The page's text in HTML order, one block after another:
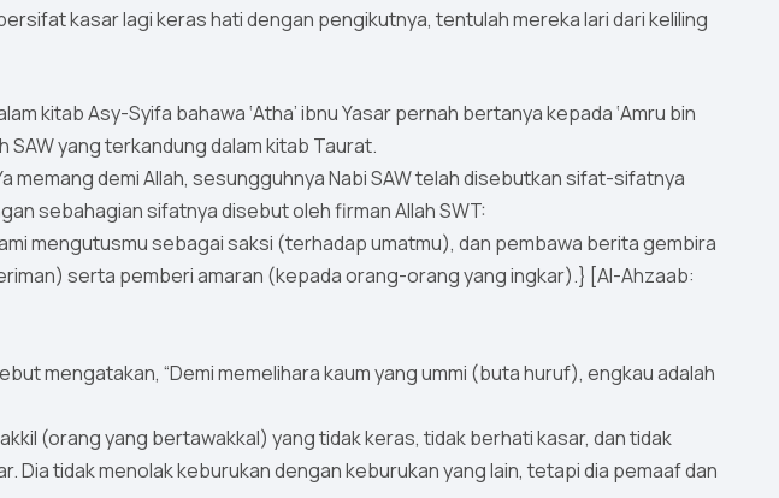
kasar lagi keras hati dengan pengikutnya, tentulah mereka lari dari keliling
kitab Asy-Syifa bahawa ‘Atha’ ibnu Yasar pernah bertanya kepada ‘Amru bin
SAW yang terkandung dalam kitab Taurat.
memang demi Allah, sesungguhnya Nabi SAW telah disebutkan sifat-sifatnya
sebahagian sifatnya disebut oleh firman Allah SWT:
mengutusmu sebagai saksi (terhadap umatmu), dan pembawa berita gembira
serta pemberi amaran (kepada orang-orang yang ingkar).} [Al-Ahzaab:
mengatakan, “Demi memelihara kaum yang ummi (buta huruf), engkau adalah
(orang yang bertawakkal) yang tidak keras, tidak berhati kasar, dan tidak
Dia tidak menolak keburukan dengan keburukan yang lain, tetapi dia pemaaf dan